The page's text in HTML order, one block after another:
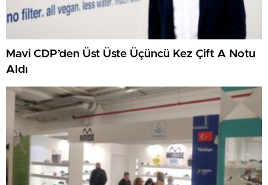
Mavi CDP’den Üst Üste Üçüncü Kez Çift A Notu
Aldı